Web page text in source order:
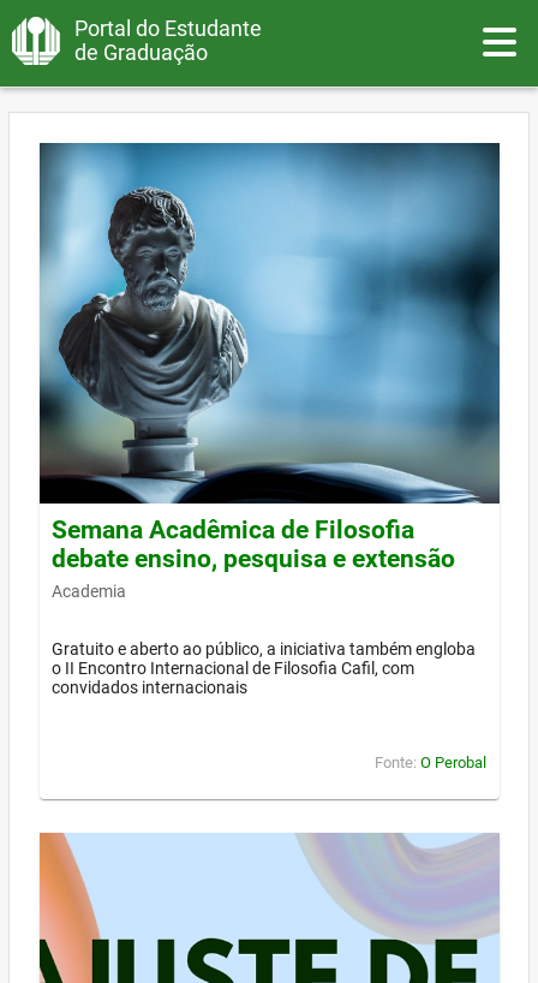
Portal do Estudante
de Graduação
Semana Acadêmica de Filosofia
debate ensino, pesquisa e extensão
Academia
Gratuito e aberto ao público, a iniciativa também engloba
o II Encontro Internacional de Filosofia Cafil, com
convidados internacionais
Fonte: O Perobal